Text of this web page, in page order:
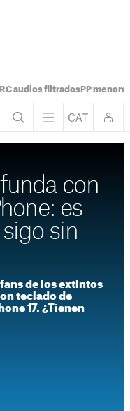
audios filtradosPP
con
es
sin
de los extintos
teclado de
17. ¿Tienen